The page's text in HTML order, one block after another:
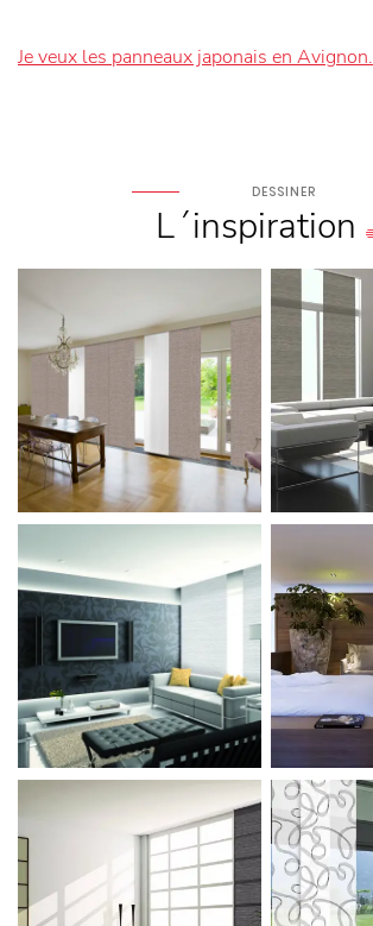
Je veux les panneaux japonais en Avignon.
DESSINER
L´inspiration